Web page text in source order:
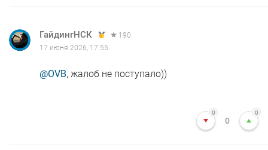
ГайдингНСК
190
17 июня 2026, 17:55
@OVB, жалоб не поступало))
0
0
0